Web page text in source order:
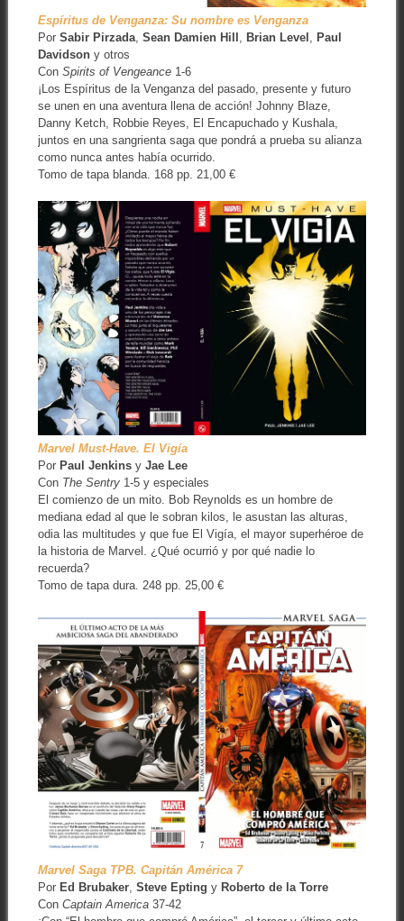
Espíritus de Venganza: Su nombre es Venganza
Por Sabir Pirzada, Sean Damien Hill , Brian Level , Paul
Davidsony otros
Con Spirits of Vengeance1-6
¡Los Espíritus de la Venganza del pasado, presente y futuro
se unen en una aventura llena de acción! Johnny Blaze,
Danny Ketch, Robbie Reyes, El Encapuchado y Kushala,
juntos en una sangrienta saga que pondrá a prueba su alianza
como nunca antes había ocurrido.
Tomo de tapa blanda. 168 pp. 21,00 €
Marvel Must-Have. El Vigía
Por Paul Jenkinsy Jae Lee
Con The Sentry1-5 y especiales
El comienzo de un mito. Bob Reynolds es un hombre de
mediana edad al que le sobran kilos, le asustan las alturas,
odia las multitudes y que fue El Vigía, el mayor superhéroe de
la historia de Marvel. ¿Qué ocurrió y por qué nadie lo
recuerda?
Tomo de tapa dura. 248 pp. 25,00 €
Marvel Saga TPB. Capitán América 7
PorEd Brubaker, Steve Epting y Roberto de la Torre
Con Captain America37-42